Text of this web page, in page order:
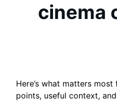
cinema
Here’s what matters
points, useful context,